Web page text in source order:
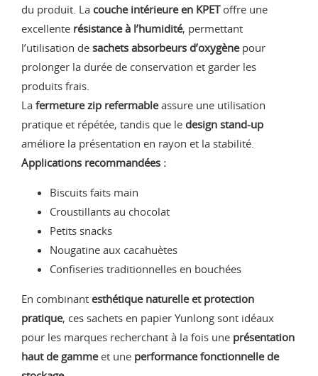
du produit. La couche intérieure en KPEToffre une
excellente résistance à l’humidité, permettant
l’utilisation de sachets absorbeurs d’oxygènepour
prolonger la durée de conservation et garder les
produits frais.
La fermeture zip refermableassure une utilisation
pratique et répétée, tandis que le design stand-up
améliore la présentation en rayon et la stabilité.
Applications recommandées :
Biscuits faits main
Croustillants au chocolat
Petits snacks
Nougatine aux cacahuètes
Confiseries traditionnelles en bouchées
En combinant esthétique naturelle et protection
pratique, ces sachets en papier Yunlong sont idéaux
pour les marques recherchant à la fois une présentation
haut de gammeet une performance fonctionnelle de